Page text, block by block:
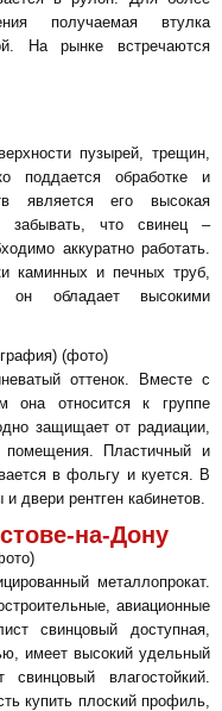
получаемая втулка
На рынке встречаются
пузырей, трещин,
поддается обработке и
является его высокая
забывать, что свинец –
аккуратно работать.
каминных и печных труб,
обладает высокими
оттенок. Вместе с
она относится к группе
защищает от радиации,
помещения. Пластичный и
в фольгу и куется. В
двери рентген кабинетов.
на-Дону
металлопрокат.
авиационные
свинцовый доступная,
имеет высокий удельный
влагостойкий.
купить плоский профиль,